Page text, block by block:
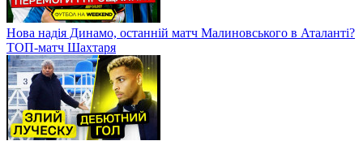
Малиновському не довіряють, новий тренер Миколенка?
Зінченко в Кубку Англії